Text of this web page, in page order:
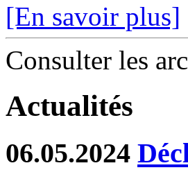
[En savoir plus]
Consulter les
Actualités
06.05.2024